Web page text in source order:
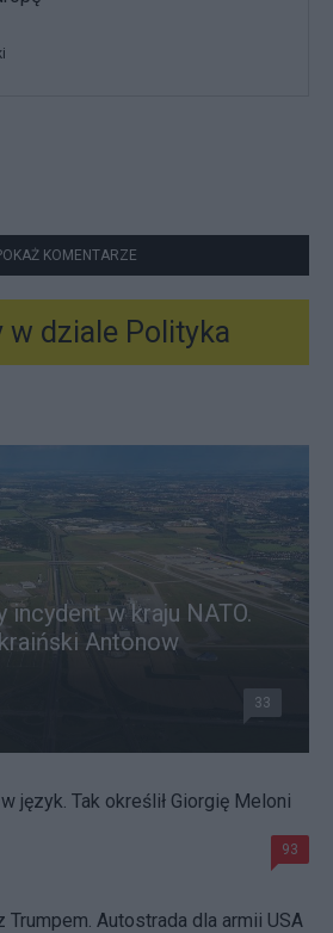
KOMENTARZE
w dziale Polityka
w kraju NATO.
Antonow
33
język. Tak określił Giorgię Meloni
93
Trumpem. Autostrada dla armii USA